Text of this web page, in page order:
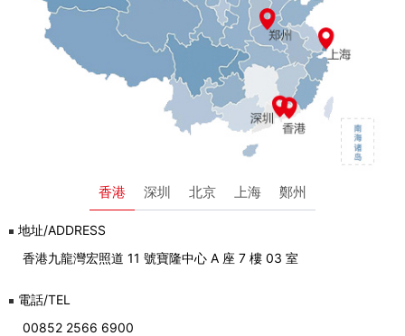
香港 深圳 北京 上海 鄭州
地址/ADDRESS
香港九龍灣宏照道 11 號寶隆中心 A 座 7 樓 03 室
電話/TEL
00852 2566 6900